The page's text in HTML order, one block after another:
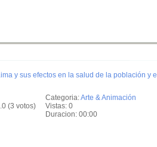
y sus efectos en la salud de la población y el
Categoria:Arte & Animación
Vistas: 0
Duracion: 00:00
(3 votos)